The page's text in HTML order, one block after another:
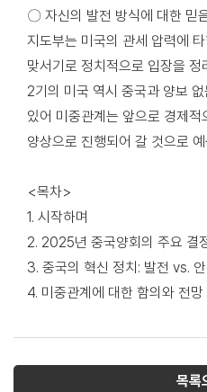
〇 자신의 발전 방식에 대한 믿
지도부는 미국의 관세 압력에
맞서기로 정치적으로 입장을
2기의 미국 역시 중국과 양보
있어 미중관계는 앞으로 경제적
양상으로 진행되어 갈 것으로
<목차>
1. 시작하며
2. 2025년 중국양회의 주요 결
3. 중국의 혁신 정치: 발전 vs.
4. 미중관계에 대한 함의와 전망
목록